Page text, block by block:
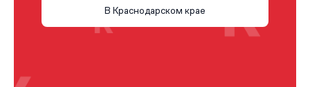
В Краснодарском крае